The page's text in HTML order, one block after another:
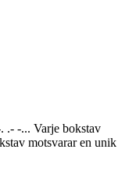
.- -... Varje bokstav
motsvarar en unik